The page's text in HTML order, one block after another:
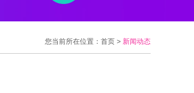
您当前所在位置： 首页 > 新闻动态